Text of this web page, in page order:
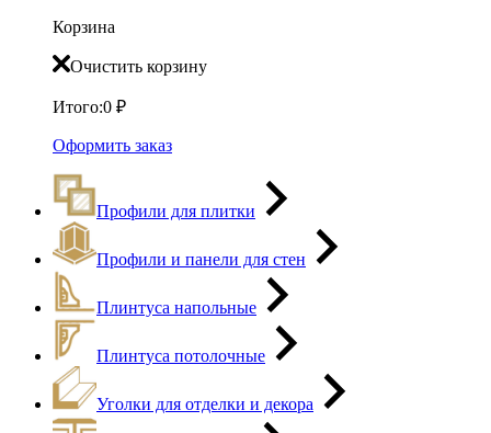
Корзина
Очистить корзину
Итого:0 ₽
Оформить заказ
Профили для плитки
Профили и панели для стен
Плинтуса напольные
Плинтуса потолочные
Уголки для отделки и декора